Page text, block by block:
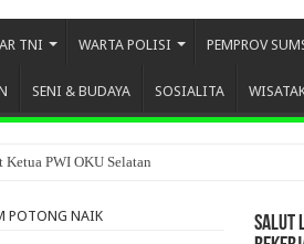
TNI WARTA POLISI PEMPROV
SENI & BUDAYA SOSIALITA
PWI OKU Selatan
POTONG NAIK
SALUT